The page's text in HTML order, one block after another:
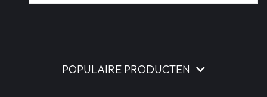
POPULAIRE PRODUCTEN